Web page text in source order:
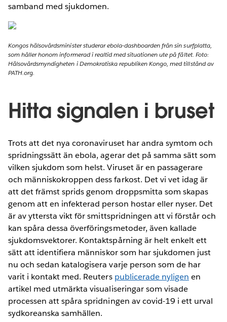
samband med sjukdomen.
Kongos hälsovårdsminister studerar ebola-dashboarden från sin surfplatta,
som håller honom informerad i realtid med situationen ute på fältet. Foto:
Hälsovårdsmyndigheten i Demokratiska republiken Kongo, med tillstånd av
PATH.org.
Hitta signalen i bruset
Trots att det nya coronaviruset har andra symtom och
spridningssätt än ebola, agerar det på samma sätt som
vilken sjukdom som helst. Viruset är en passagerare
och människokroppen dess farkost. Det vi vet idag är
att det främst sprids genom droppsmitta som skapas
genom att en infekterad person hostar eller nyser. Det
är av yttersta vikt för smittspridningen att vi förstår och
kan spåra dessa överföringsmetoder, även kallade
sjukdomsvektorer. Kontaktspårning är helt enkelt ett
sätt att identifiera människor som har sjukdomen just
nu och sedan katalogisera varje person som de har
varit i kontakt med. Reuters publicerade nyligen en
artikel med utmärkta visualiseringar som visade
processen att spåra spridningen av covid-19 i ett urval
sydkoreanska samhällen.